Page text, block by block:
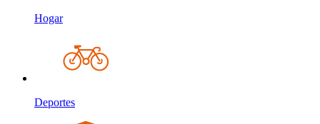
Hogar
Deportes